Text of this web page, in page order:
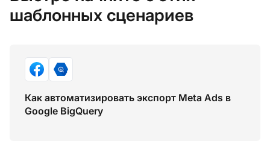
шаблонных сценариев
Как автоматизировать экспорт Meta Ads в
Google BigQuery